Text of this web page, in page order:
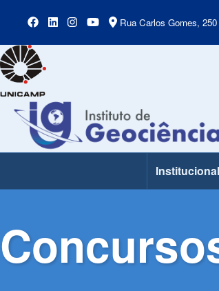
Rua Carlos Gomes,
Main Menu Institucional